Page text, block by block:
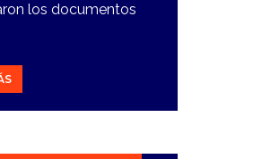
los documentos